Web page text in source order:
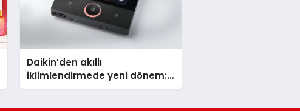
Daikin’den akıllı
iklimlendirmede yeni dönem:
Madoka Plus Türkiye’de